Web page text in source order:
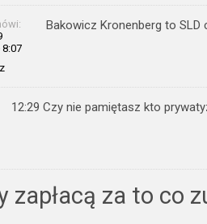
Bakowicz Kronenberg to SLD
12:29 Czy nie pamiętasz kto
zapłacą za to co